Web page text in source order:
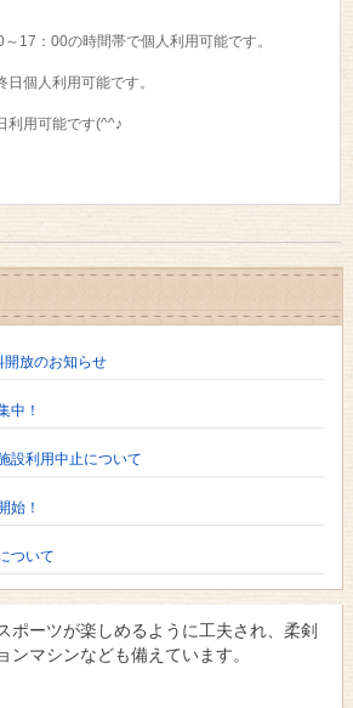
17：00の時間帯で個人利用可能です。
個人利用可能です。
利用可能です(^^♪
開放のお知らせ
中！
設利用中止について
始！
ついて
ポーツが楽しめるように工夫され、柔剣
ンマシンなども備えています。